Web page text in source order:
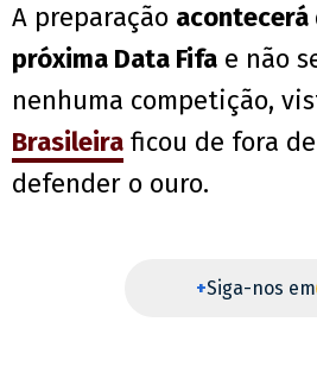
A preparação acontecerá
próxima Data Fifa e não
nenhuma competição,
Brasileira ficou de fora
defender o ouro.
+Siga-nos em